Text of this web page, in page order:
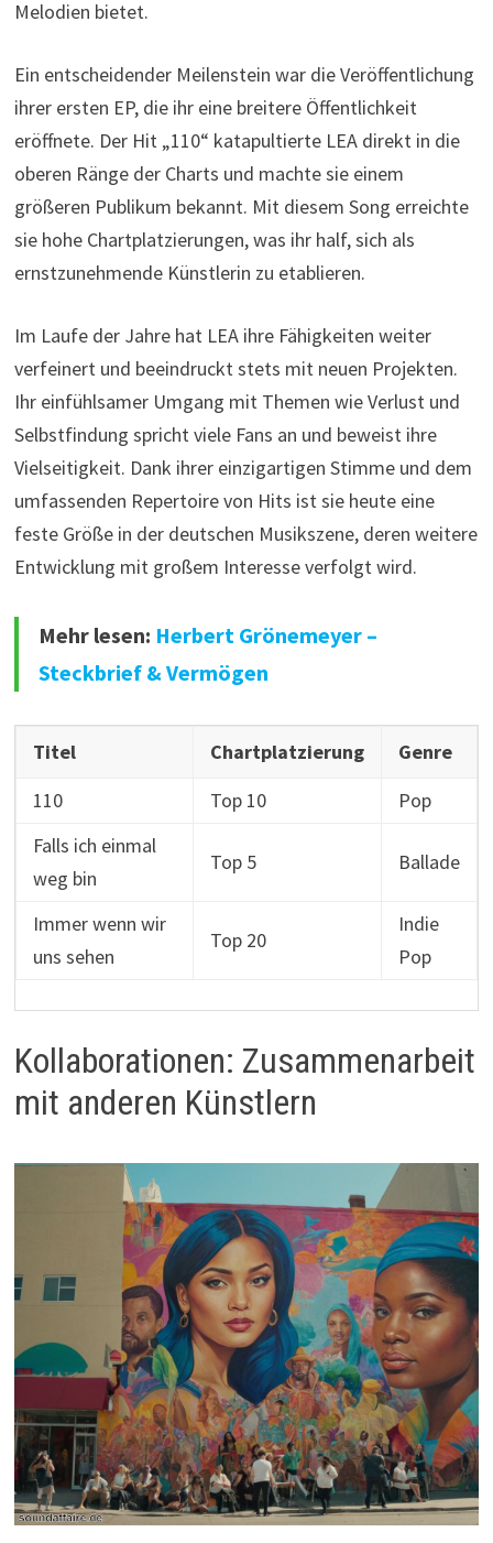
Melodien bietet.
Ein entscheidender Meilenstein war die Veröffentlichung
ihrer ersten EP, die ihr eine breitere Öffentlichkeit
eröffnete. Der Hit „110“ katapultierte LEA direkt in die
oberen Ränge der Charts und machte sie einem
größeren Publikum bekannt. Mit diesem Song erreichte
sie hohe Chartplatzierungen, was ihr half, sich als
ernstzunehmende Künstlerin zu etablieren.
Im Laufe der Jahre hat LEA ihre Fähigkeiten weiter
verfeinert und beeindruckt stets mit neuen Projekten.
Ihr einfühlsamer Umgang mit Themen wie Verlust und
Selbstfindung spricht viele Fans an und beweist ihre
Vielseitigkeit. Dank ihrer einzigartigen Stimme und dem
umfassenden Repertoire von Hits ist sie heute eine
feste Größe in der deutschen Musikszene, deren weitere
Entwicklung mit großem Interesse verfolgt wird.
Mehr lesen: Herbert Grönemeyer –
Steckbrief & Vermögen
Titel Chartplatzierung
Genre
110
Top 10
Pop
Falls ich einmal
weg bin
Top 5 Ballade
Immer wenn wir
uns sehen
Top 20
Indie
Pop
Kollaborationen: Zusammenarbeit
mit anderen Künstlern